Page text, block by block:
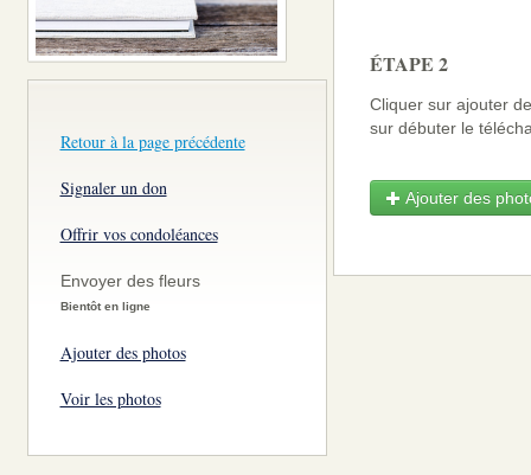
Retour à la page précédente
Signaler un don
Offrir vos condoléances
Envoyer des fleurs
Bientôt en ligne
Ajouter des photos
Voir les photos
ÉTAPE 2
Cliquer sur ajouter
sur débuter le
Ajouter des